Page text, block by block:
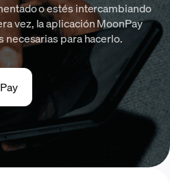
o estés intercambiando
vez, la aplicación MoonPay
necesarias para hacerlo.